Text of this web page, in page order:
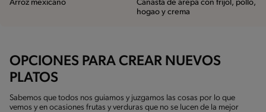
Arroz mexicano
Canasta de arepa con frijol, pollo,
hogao y crema
OPCIONES PARA CREAR NUEVOS
PLATOS
Sabemos que todos nos guiamos y juzgamos las cosas por lo que
vemos y en ocasiones frutas y verduras que no se lucen de la mejor